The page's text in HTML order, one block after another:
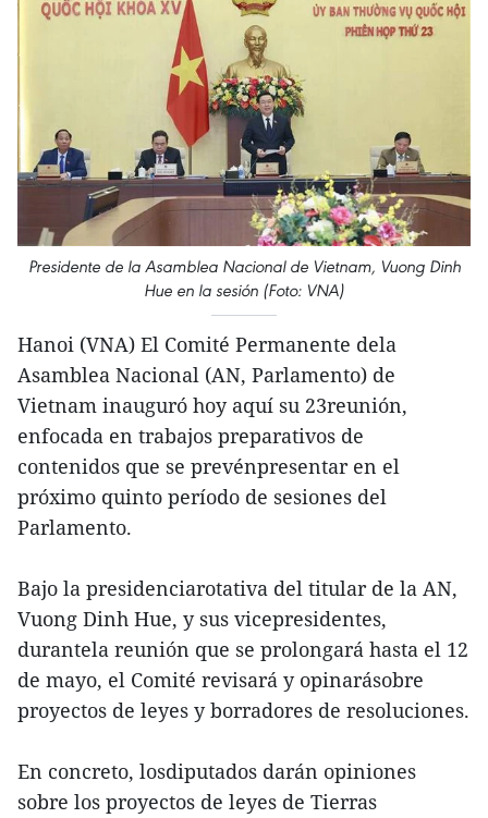
Presidente de la Asamblea Nacional de Vietnam, Vuong Dinh
Hue en la sesión (Foto: VNA)
Hanoi (VNA) El Comité Permanente dela
Asamblea Nacional (AN, Parlamento) de
Vietnam inauguró hoy aquí su 23reunión,
enfocada en trabajos preparativos de
contenidos que se prevénpresentar en el
próximo quinto período de sesiones del
Parlamento.
Bajo la presidenciarotativa del titular de la AN,
Vuong Dinh Hue, y sus vicepresidentes,
durantela reunión que se prolongará hasta el 12
de mayo, el Comité revisará y opinarásobre
proyectos de leyes y borradores de resoluciones.
En concreto, losdiputados darán opiniones
sobre los proyectos de leyes de Tierras